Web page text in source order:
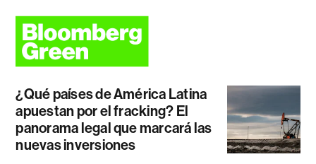
¿Qué países de América Latina
apuestan por el fracking? El
panorama legal que marcará las
nuevas inversiones